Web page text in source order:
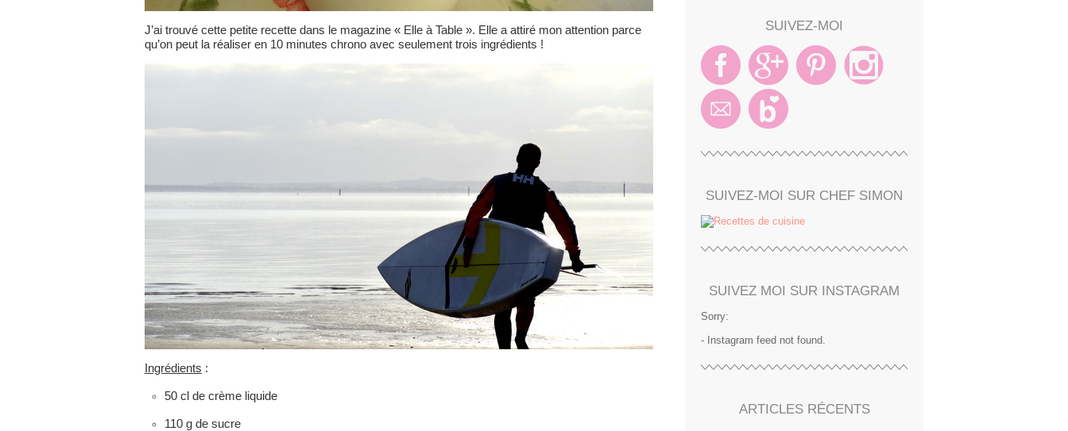
J’ai trouvé cette petite recette dans le magazine « Elle à Table ». Elle a attiré mon attention parce
qu’on peut la réaliser en 10 minutes chrono avec seulement trois ingrédients !
Ingrédients :
50 cl de crème liquide
110 g de sucre
SUIVEZ-MOI
SUIVEZ-MOI SUR CHEF SIMON
SUIVEZ MOI SUR INSTAGRAM
Sorry:
- Instagram feed not found.
ARTICLES RÉCENTS